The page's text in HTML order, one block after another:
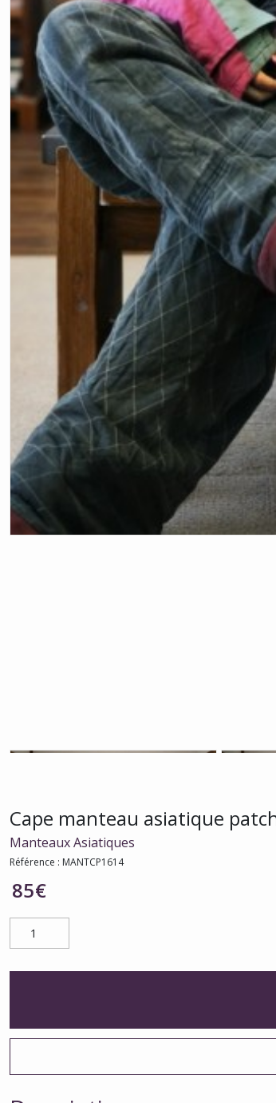
Cape manteau asiatique
Manteaux Asiatiques
Référence : MANTCP1614
85€